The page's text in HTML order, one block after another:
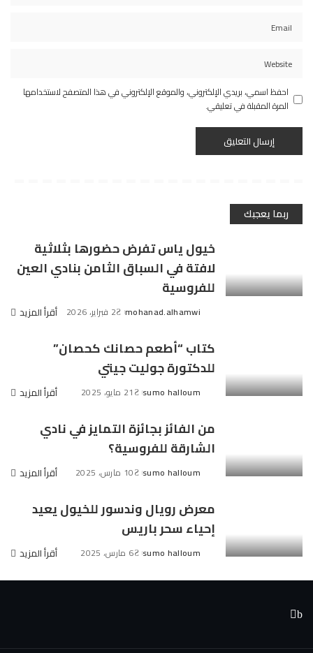
احفظ اسمي، بريدي الإلكتروني، والموقع الإلكتروني في هذا المتصفح لاستخدامها
المرة المقبلة في تعليقي.
ربما يعجبك
خيول ياس تفرض حضورها بثلاثية
لافتة في السباق الثامن بنادي العين
للفروسية
Posted
mohanad.alhamwi 2 فبراير، 2026 أقرأ المزيد
كتاب “أطعم حصانك كحصان”
للدكتورة جوليت جيتي
Posted
sumo halloum 21 مايو، 2025 أقرأ المزيد
من الفائز بجائزة التمايز في نادي
الشارقة للفروسية؟
Posted
sumo halloum 10 مارس، 2025 أقرأ المزيد
معرض رويال وندسور للخيول يعيد
إحياء سحر باريس
Posted
sumo halloum 6 مارس، 2025 أقرأ المزيد